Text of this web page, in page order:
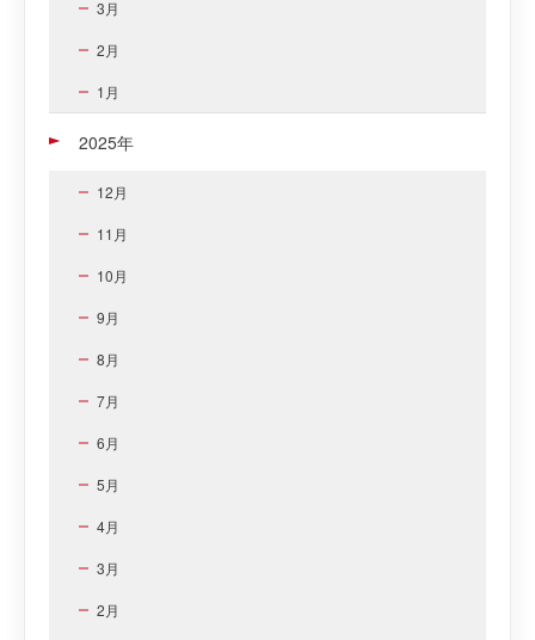
3月
2月
1月
2025年
12月
11月
10月
9月
8月
7月
6月
5月
4月
3月
2月